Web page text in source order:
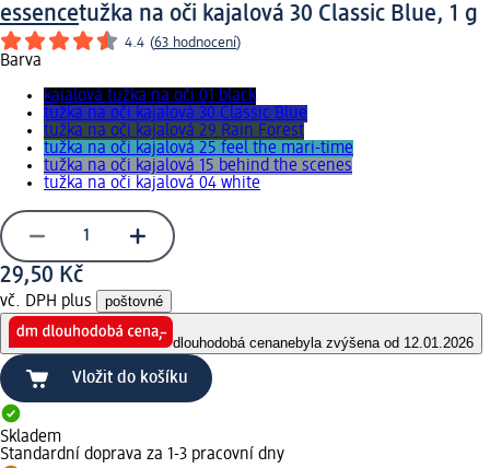
essencetužka na oči kajalová 30 Classic Blue, 1 g
4.4 (63 hodnocení)
Barva
kajalová tužka na oči 01 black
tužka na oči kajalová 30 Classic Blue
tužka na oči kajalová 29 Rain Forest
tužka na oči kajalová 25 feel the mari-time
tužka na oči kajalová 15 behind the scenes
tužka na oči kajalová 04 white
29,50 Kč
vč. DPH plus poštovné
dlouhodobá cenanebyla zvýšena od 12.01.2026
Vložit do košíku
Skladem
Standardní doprava za 1-3 pracovní dny